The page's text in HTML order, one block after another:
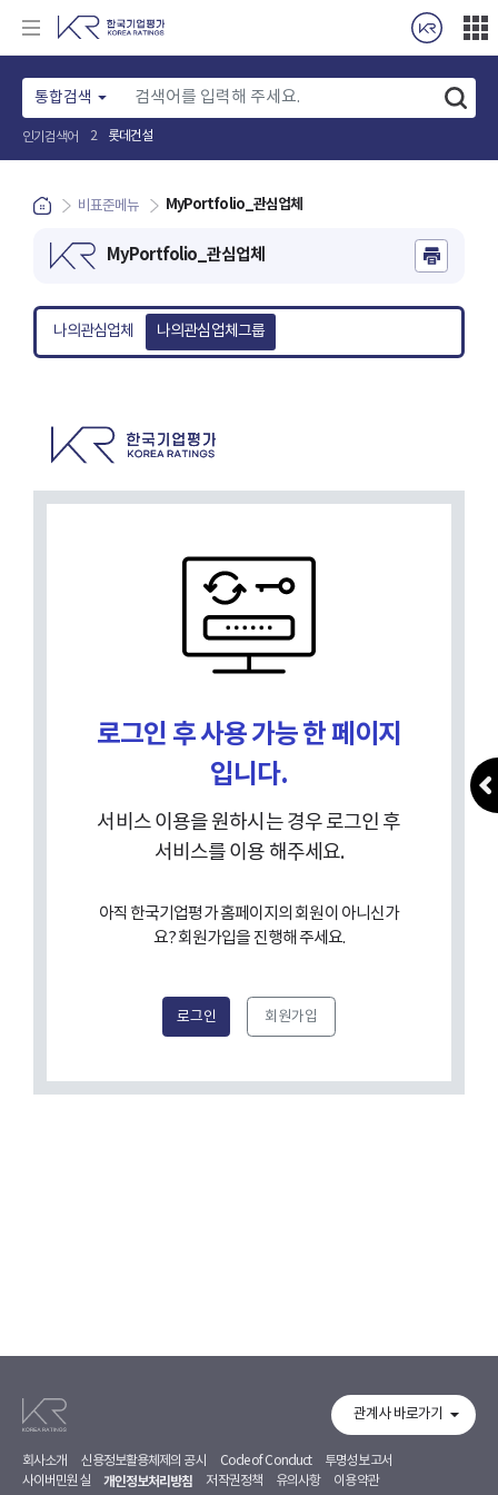
통합검색
인기검색어 2 롯데건설
비표준메뉴 MyPortfolio_관심업체
MyPortfolio_관심업체
나의관심업체 나의관심업체그룹
로그인 후 사용 가능 한 페이지
입니다.
서비스 이용을 원하시는 경우 로그인 후
서비스를 이용 해주세요.
아직 한국기업평가 홈페이지의 회원이 아니신가
요? 회원가입을 진행해 주세요.
로그인 회원가입
회사소개 신용정보활용체제의 공시 Code of Conduct
투명성보고서
사이버민원실
개인정보처리방침 저작권정책 유의사항 이용약관
관계사 바로가기